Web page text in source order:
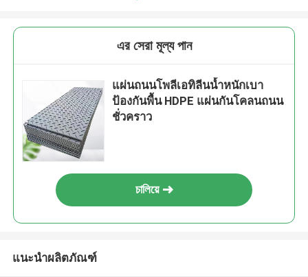
এর সেরা মূল্য পান
แผ่นถนนโพลีเอทิลีนน้ำหนักเบา
ป้องกันพื้น HDPE แผ่นกันโคลนถนน
ชั่วคราว
চালিয়ে
แนะนำผลิตภัณฑ์